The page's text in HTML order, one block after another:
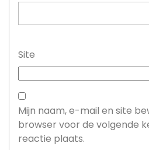
Site
Mijn naam, e-mail en site
browser voor de volgende
reactie plaats.